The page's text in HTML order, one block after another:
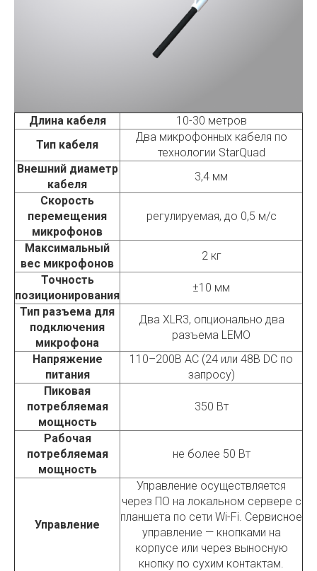
Длина кабеля
10-30 метров
Тип кабеля
Два микрофонных кабеля по
технологии StarQuad
Внешний диаметр
кабеля
3,4 мм
Скорость
перемещения
микрофонов
регулируемая, до 0,5 м/с
Максимальный
вес микрофонов
2 кг
Точность
позиционирования
±10 мм
Тип разъема для
подключения
микрофона
Два XLR3, опционально два
разъема LEMO
Напряжение
питания
110–200В AC (24 или 48В DC по
запросу)
Пиковая
потребляемая
мощность
350 Вт
Рабочая
потребляемая
мощность
не более 50 Вт
Управление
Управление осуществляется
через ПО на локальном сервере с
планшета по сети Wi-Fi. Сервисное
управление — кнопками на
корпусе или через выносную
кнопку по сухим контактам.